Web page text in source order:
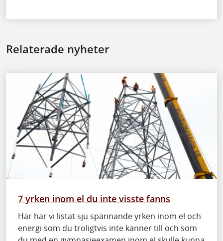
Relaterade nyheter
7 yrken inom el du inte visste fanns
Här har vi listat sju spännande yrken inom el och
energi som du troligtvis inte känner till och som